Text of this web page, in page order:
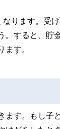
ります。受
すると、貯
ます。
す。もし子